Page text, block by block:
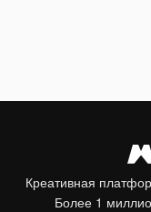
Креативная
Более 1